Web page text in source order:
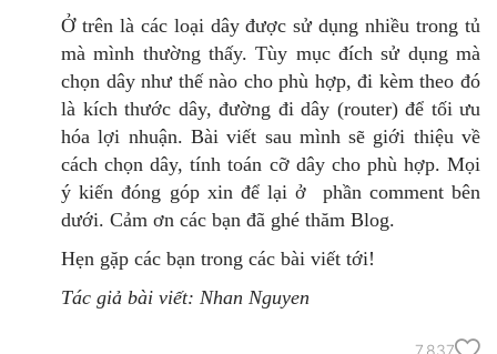
Ở trên là các loại dây được sử dụng nhiều trong tủ
mà mình thường thấy. Tùy mục đích sử dụng mà
chọn dây như thế nào cho phù hợp, đi kèm theo đó
là kích thước dây, đường đi dây (router) để tối ưu
hóa lợi nhuận. Bài viết sau mình sẽ giới thiệu về
cách chọn dây, tính toán cỡ dây cho phù hợp. Mọi
ý kiến đóng góp xin để lại ở phần comment bên
dưới. Cảm ơn các bạn đã ghé thăm Blog.
Hẹn gặp các bạn trong các bài viết tới!
Tác giả bài viết: Nhan Nguyen
7,837